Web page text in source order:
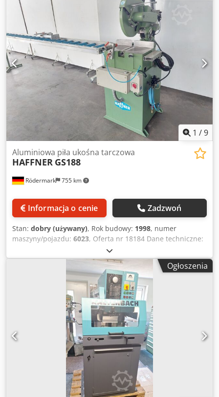
1 /9
Rödermark 755 km
Aluminiowa piła ukośna tarczowa
HAFFNER GS188
Informacja o cenie Zadzwoń
Stan: dobry (używany), Rok budowy: 1998, numer
maszyny/pojazdu: 6023, Oferta nr 18184 Dane techniczne:
- Średnica tarczy piły do ok. 400 mm - Prędkość obrotowa
tarczy piły 2800 obr./min - Zakres cięcia: - ok. 140 mm przy
90° (cięcie okrągłe) - lub 170 x 140 mm (cięcie płaskie)
Crjdozrvfwepfx Afpsf - Regulacja kąta cięcia w lewo i w
prawo: 45° - 90° - 30° - Pneumatyczny posuw tarczy piły -
Pneumatyczny system szybkiego mocowania - Przyłącze
pneumatyczne - Oryginalna podstawa maszyny - Długość
rolki podawczej 3000 mm - Długość rolki odbiorczej z
ogranicznikem 6000 mm - Napęd 400 V / 2,2 kW - Wymiary:
ok. szer. 650 x wys. 1550 x gł. 1000 mm - Masa maszyny: ok.
Ogłoszenia